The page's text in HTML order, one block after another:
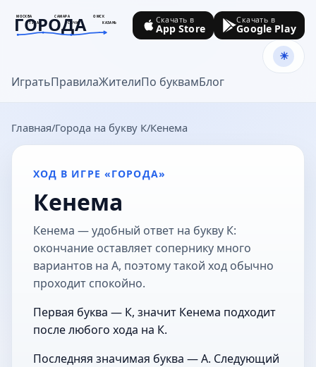
МОСКВА САМАРА
ОМСК
ТУЛА
СОЧИ КАЗАНЬ
ГОРОДА
goroda-na.ru
ИгратьПравилаЖителиПо буквамБлог
Скачать в
App Store
Скачать в
Google Play
Главная Города на букву К Кенема
ХОД В ИГРЕ «ГОРОДА»
Кенема
Кенема — удобный ответ на букву К:
окончание оставляет сопернику много
вариантов на А, поэтому такой ход обычно
проходит спокойно.
Первая буква — К, значит Кенема подходит
после любого хода на К.
Последняя значимая буква — А. Следующий